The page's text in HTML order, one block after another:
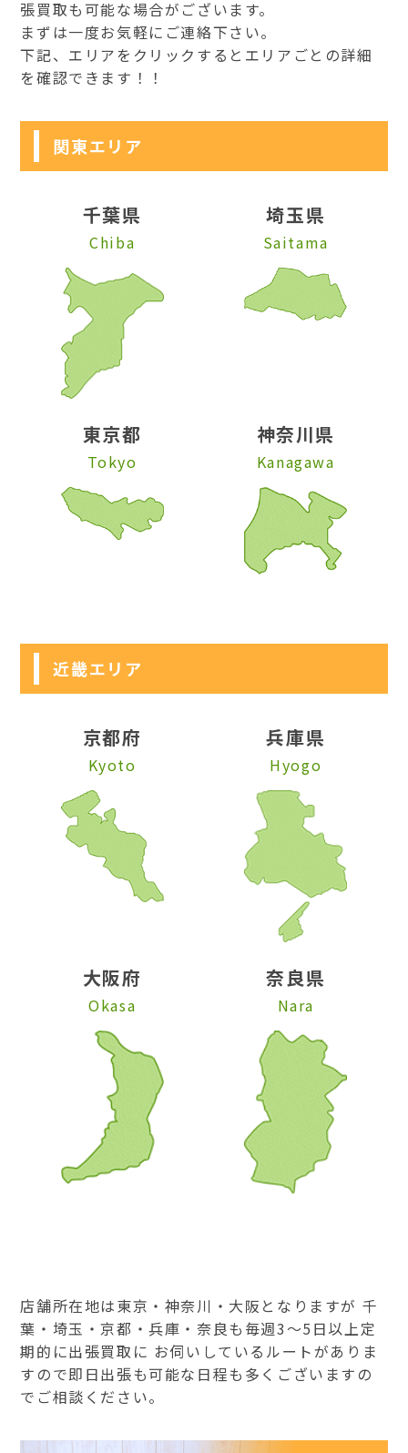
張買取も可能な場合がございます。
まずは一度お気軽にご連絡下さい。
下記、エリアをクリックするとエリアごとの詳細
を確認できます！！
関東エリア
千葉県
Chiba
埼玉県
Saitama
東京都
Tokyo
神奈川県
Kanagawa
近畿エリア
京都府
Kyoto
兵庫県
Hyogo
大阪府
Okasa
奈良県
Nara
店舗所在地は東京・神奈川・大阪となりますが 千
葉・埼玉・京都・兵庫・奈良も毎週3～5日以上定
期的に出張買取に お伺いしているルートがありま
すので即日出張も可能な日程も多くございますの
でご相談ください。